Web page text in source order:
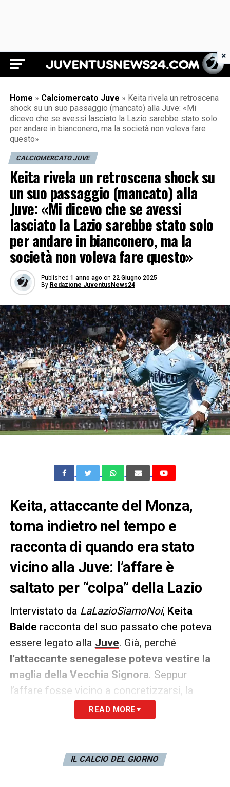
Juventus News 24
Home » Calciomercato Juve » Keita rivela un retroscena
shock su un suo passaggio (mancato) alla Juve: «Mi
dicevo che se avessi lasciato la Lazio sarebbe stato solo
per andare in bianconero, ma la società non voleva fare
questo»
CALCIOMERCATO JUVE
Keita rivela un retroscena shock su
un suo passaggio (mancato) alla
Juve: «Mi dicevo che se avessi
lasciato la Lazio sarebbe stato solo
per andare in bianconero, ma la
società non voleva fare questo»
Published 1 anno ago on 22 Giugno 2025
By Redazione JuventusNews24
Keita, attaccante del Monza,
torna indietro nel tempo e
racconta di quando era stato
vicino alla Juve: l’affare è
saltato per “colpa” della Lazio
Intervistato da LaLazioSiamoNoi, Keita
Balde racconta del suo passato che poteva
essere legato alla Juve. Già, perché
l’attaccante senegalese poteva vestire la
maglia della Vecchia Signora. Seppur
l’affare fosse vicino a concretizzarsi, la
si è imputata eha fatto saltare
. Il motivo è stato reso noto dal
«La Juve aveva Pogba, Tevez,
READ MORE
IL CALCIO DEL GIORNO
×